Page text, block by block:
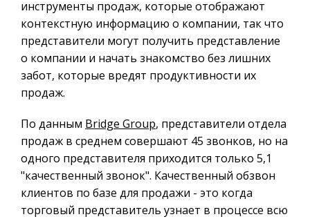
инструменты продаж, которые отображают
контекстную информацию о компании, так что
представители могут получить представление
о компании и начать знакомство без лишних
забот, которые вредят продуктивности их
продаж.
По данным Bridge Group, представители отдела
продаж в среднем совершают 45 звонков, но на
одного представителя приходится только 5,1
"качественный звонок". Качественный обзвон
клиентов по базе для продажи - это когда
торговый представитель узнает в процессе всю